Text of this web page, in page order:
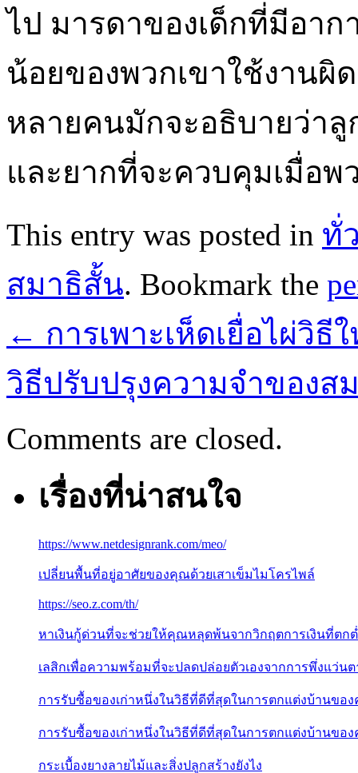
ไป มารดาของเด็กที่มีอา
น้อยของพวกเขาใช้งาน
หลายคนมักจะอธิบายว่า
และยากที่จะควบคุมเมื่อพ
This entry was posted in ทั่
สมาธิสั้น. Bookmark the
← การเพาะเห็ดเยื่อไผ่วิ
วิธีปรับปรุงความจำของ
Comments are closed.
เรื่องที่น่าสนใจ
https://www.netdesignrank.com/meo/
เปลี่ยนพื้นที่อยู่อาศัยของคุณด้วยเสาเข็มไมโครไพล์
https://seo.z.com/th/
หาเงินกู้ด่วนที่จะช่วยให้คุณหลุดพ้นจากวิกฤตการเงินที่ตก
เลสิกเพื่อความพร้อมที่จะปลดปล่อยตัวเองจากการพึ่งแว่นต
การรับซื้อของเก่าหนึ่งในวิธีที่ดีที่สุดในการตกแต่งบ้านขอ
การรับซื้อของเก่าหนึ่งในวิธีที่ดีที่สุดในการตกแต่งบ้านขอ
กระเบื้องยางลายไม้และสิ่งปลูกสร้างยังไง